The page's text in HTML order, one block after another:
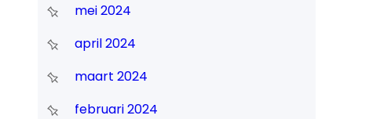
mei 2024
april 2024
maart 2024
februari 2024